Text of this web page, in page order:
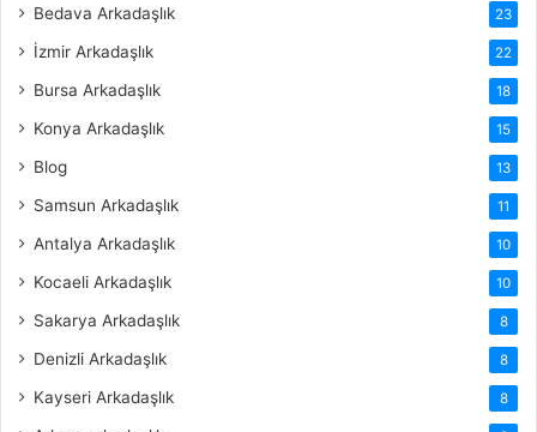
Bedava Arkadaşlık 23
İzmir Arkadaşlık 22
Bursa Arkadaşlık 18
Konya Arkadaşlık 15
Blog 13
Samsun Arkadaşlık 11
Antalya Arkadaşlık 10
Kocaeli Arkadaşlık 10
Sakarya Arkadaşlık 8
Denizli Arkadaşlık 8
Kayseri Arkadaşlık 8